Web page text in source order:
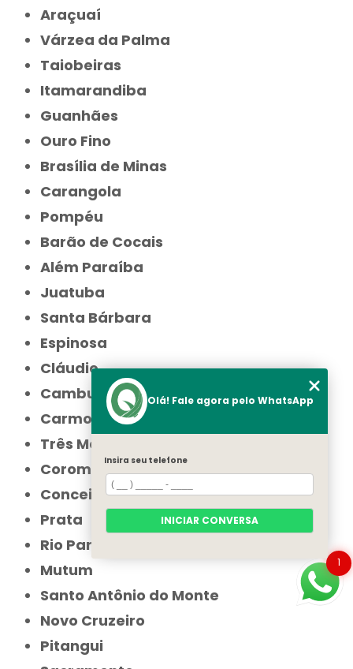
Araçuaí
Várzea da Palma
Taiobeiras
Itamarandiba
Guanhães
Ouro Fino
Brasília de Minas
Carangola
Pompéu
Barão de Cocais
Além Paraíba
Juatuba
Santa Bárbara
Espinosa
Cláudio
Cambuí
Carmo do Paranaíba
Três Marias
Coromandel
Conceição das Alagoas
Prata
Rio Pardo de Minas
Mutum
Santo Antônio do Monte
Novo Cruzeiro
Pitangui
1
Olá! Fale agora pelo WhatsApp
Insira seu telefone
INICIAR CONVERSA